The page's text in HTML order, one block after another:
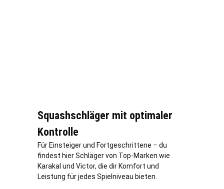
Squashschläger mit optimaler
Kontrolle
Für Einsteiger und Fortgeschrittene – du
findest hier Schläger von Top-Marken wie
Karakal und Victor, die dir Komfort und
Leistung für jedes Spielniveau bieten.